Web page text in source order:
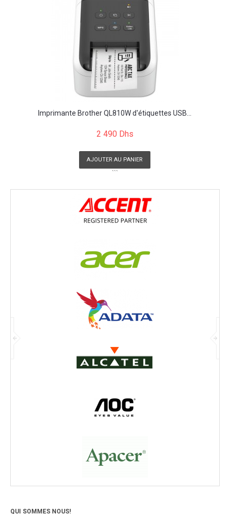
Imprimante Brother QL810W d'étiquettes USB...
2 490 Dhs
AJOUTER AU PANIER
```
QUI SOMMES NOUS!